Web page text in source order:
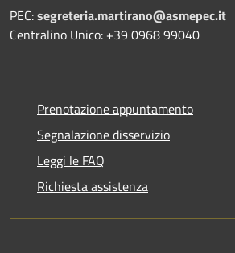
PEC:segreteria.martirano@asmepec.it
Centralino Unico: +39 0968 99040
Prenotazione appuntamento
Segnalazione disservizio
Leggi le FAQ
Richiesta assistenza